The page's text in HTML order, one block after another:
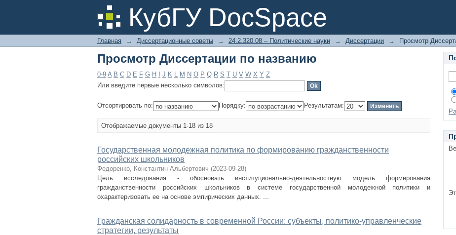
КубГУ DocSpace
Просмотр Диссертации по названию
Главная → Диссертационные советы → 24.2.320.08 – Политические науки → Диссертации → Просмотр
Просмотр Диссертации по названию
0-9 A B C D E F G H J K L M N O P Q R S T U V W X Y Z
Или введите первые несколько символов:
Отсортировать по: Порядку: Результатам:
Отображаемые документы 1-18 из 18
Государственная молодежная политика по формированию гражданственности
российских школьников
Федоренко, Константин Альбертович (2023-09-28)
Цель исследования - обосновать институционально-деятельностную модель формирования
гражданственности российских школьников в системе государственной молодежной политики и
охарактеризовать ее на основе эмпирических данных. ...
Гражданская солидарность в современной России: субъекты, политико-управленческие
стратегии, результаты